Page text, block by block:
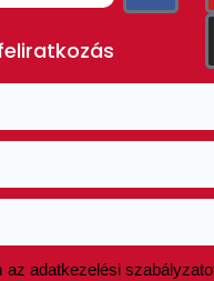
az adatkezelési